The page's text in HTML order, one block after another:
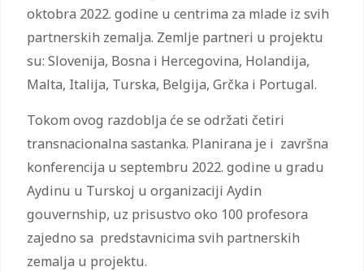
oktobra 2022. godine u centrima za mlade iz svih
partnerskih zemalja. Zemlje partneri u projektu
su: Slovenija, Bosna i Hercegovina, Holandija,
Malta, Italija, Turska, Belgija, Grčka i Portugal.
Tokom ovog razdoblja će se održati četiri
transnacionalna sastanka. Planirana je i završna
konferencija u septembru 2022. godine u gradu
Aydinu u Turskoj u organizaciji Aydin
gouvernship, uz prisustvo oko 100 profesora
zajedno sa predstavnicima svih partnerskih
zemalja u projektu.